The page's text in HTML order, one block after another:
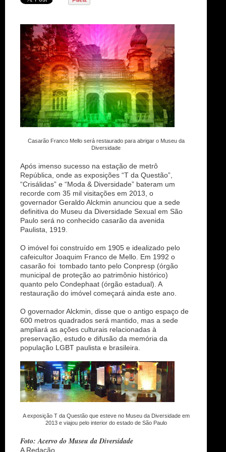
n
Casarão Franco Mello será restaurado para abrigar o Museu da
Diversidade
Após imenso sucesso na estação de metrô
República, onde as exposições “T da Questão”,
“Crisálidas” e “Moda & Diversidade” bateram um
recorde com 35 mil visitações em 2013, o
governador Geraldo Alckmin anunciou que a sede
definitiva do Museu da Diversidade Sexual em São
Paulo será no conhecido casarão da avenida
Paulista, 1919.
O imóvel foi construído em 1905 e idealizado pelo
cafeicultor Joaquim Franco de Mello. Em 1992 o
casarão foi tombado tanto pelo Conpresp (órgão
municipal de proteção ao patrimônio histórico)
quanto pelo Condephaat (órgão estadual). A
restauração do imóvel começará ainda este ano.
O governador Alckmin, disse que o antigo espaço de
600 metros quadrados será mantido, mas a sede
ampliará as ações culturais relacionadas à
preservação, estudo e difusão da memória da
população LGBT paulista e brasileira.
A exposição T da Questão que esteve no Museu da Diversidade em
2013 e viajou pelo interior do estado de São Paulo
Foto: Acervo do Museu da Diversidade
A Redação